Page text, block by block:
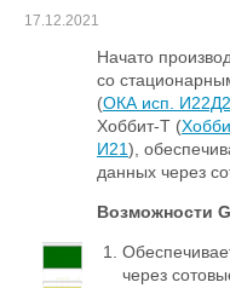
17.12.2021
Начато
со
(ОКА исп. И22Д2
Хоббит-Т (
И21),
данных через
Возможности
через